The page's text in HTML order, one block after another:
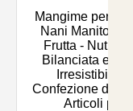
Mangime per
Nani Manitoba
Frutta -
Bilanciata e
Irresistibile in
Confezione da
Articoli per